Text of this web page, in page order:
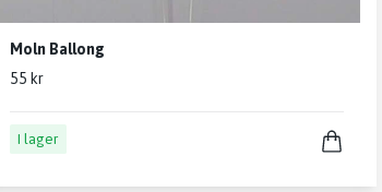
Moln Ballong
55 kr
I lager